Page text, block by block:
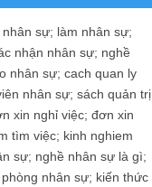
nhân sự; làm nhân sự;
nhận nhân sự; nghề
nhân sự; cach quan ly
nhân sự; sách quản trị
xin nghỉ việc; đơn xin
tìm việc; kinh nghiem
sự; nghề nhân sự là gì;
nhân sự; kiến thức